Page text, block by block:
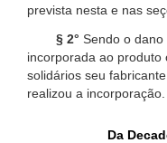
prevista nesta e nas
§ 2° Sendo o
incorporada ao produto
solidários seu
realizou a incorporação.
Da